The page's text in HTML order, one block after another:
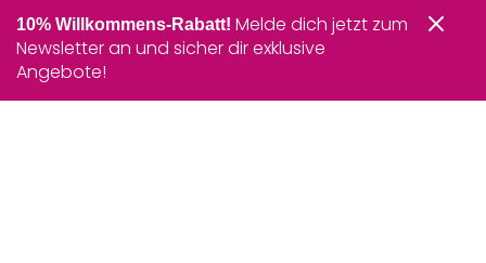
10% Willkommens-Rabatt! Melde dich jetzt zum
Newsletter an und sicher dir exklusive
Angebote!